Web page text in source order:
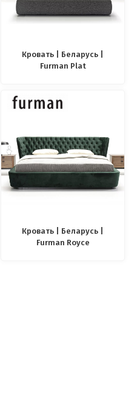
Кровать | Беларусь |
Furman Plat
Кровать | Беларусь |
Furman Royce